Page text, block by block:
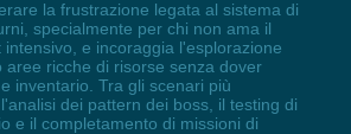
la frustrazione legata al sistema di
specialmente per chi non ama il
e incoraggia l'esplorazione
aree ricche di risorse senza dover
inventario. Tra gli scenari più
dei pattern dei boss, il testing di
e il completamento di missioni di